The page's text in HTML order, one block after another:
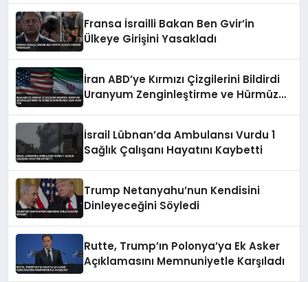
Fransa İsrailli Bakan Ben Gvir’in
Ülkeye Girişini Yasakladı
İran ABD’ye Kırmızı Çizgilerini Bildirdi
Uranyum Zenginleştirme ve Hürmüz
İsrail Lübnan’da Ambulansı Vurdu 1
Sağlık Çalışanı Hayatını Kaybetti
Trump Netanyahu’nun Kendisini
Dinleyeceğini Söyledi
Rutte, Trump’ın Polonya’ya Ek Asker
Açıklamasını Memnuniyetle Karşıladı